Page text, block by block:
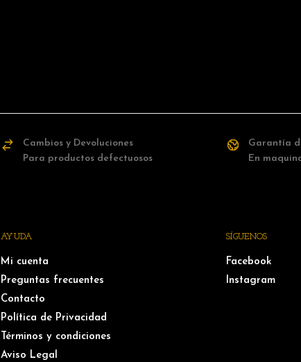
Cambios y Devoluciones
Para productos defectuosos
Garantía
En
AYUDA
Mi cuenta
Preguntas frecuentes
Contacto
Política de Privacidad
Términos y condiciones
Aviso Legal
SÍGUENOS
Facebook
Instagram